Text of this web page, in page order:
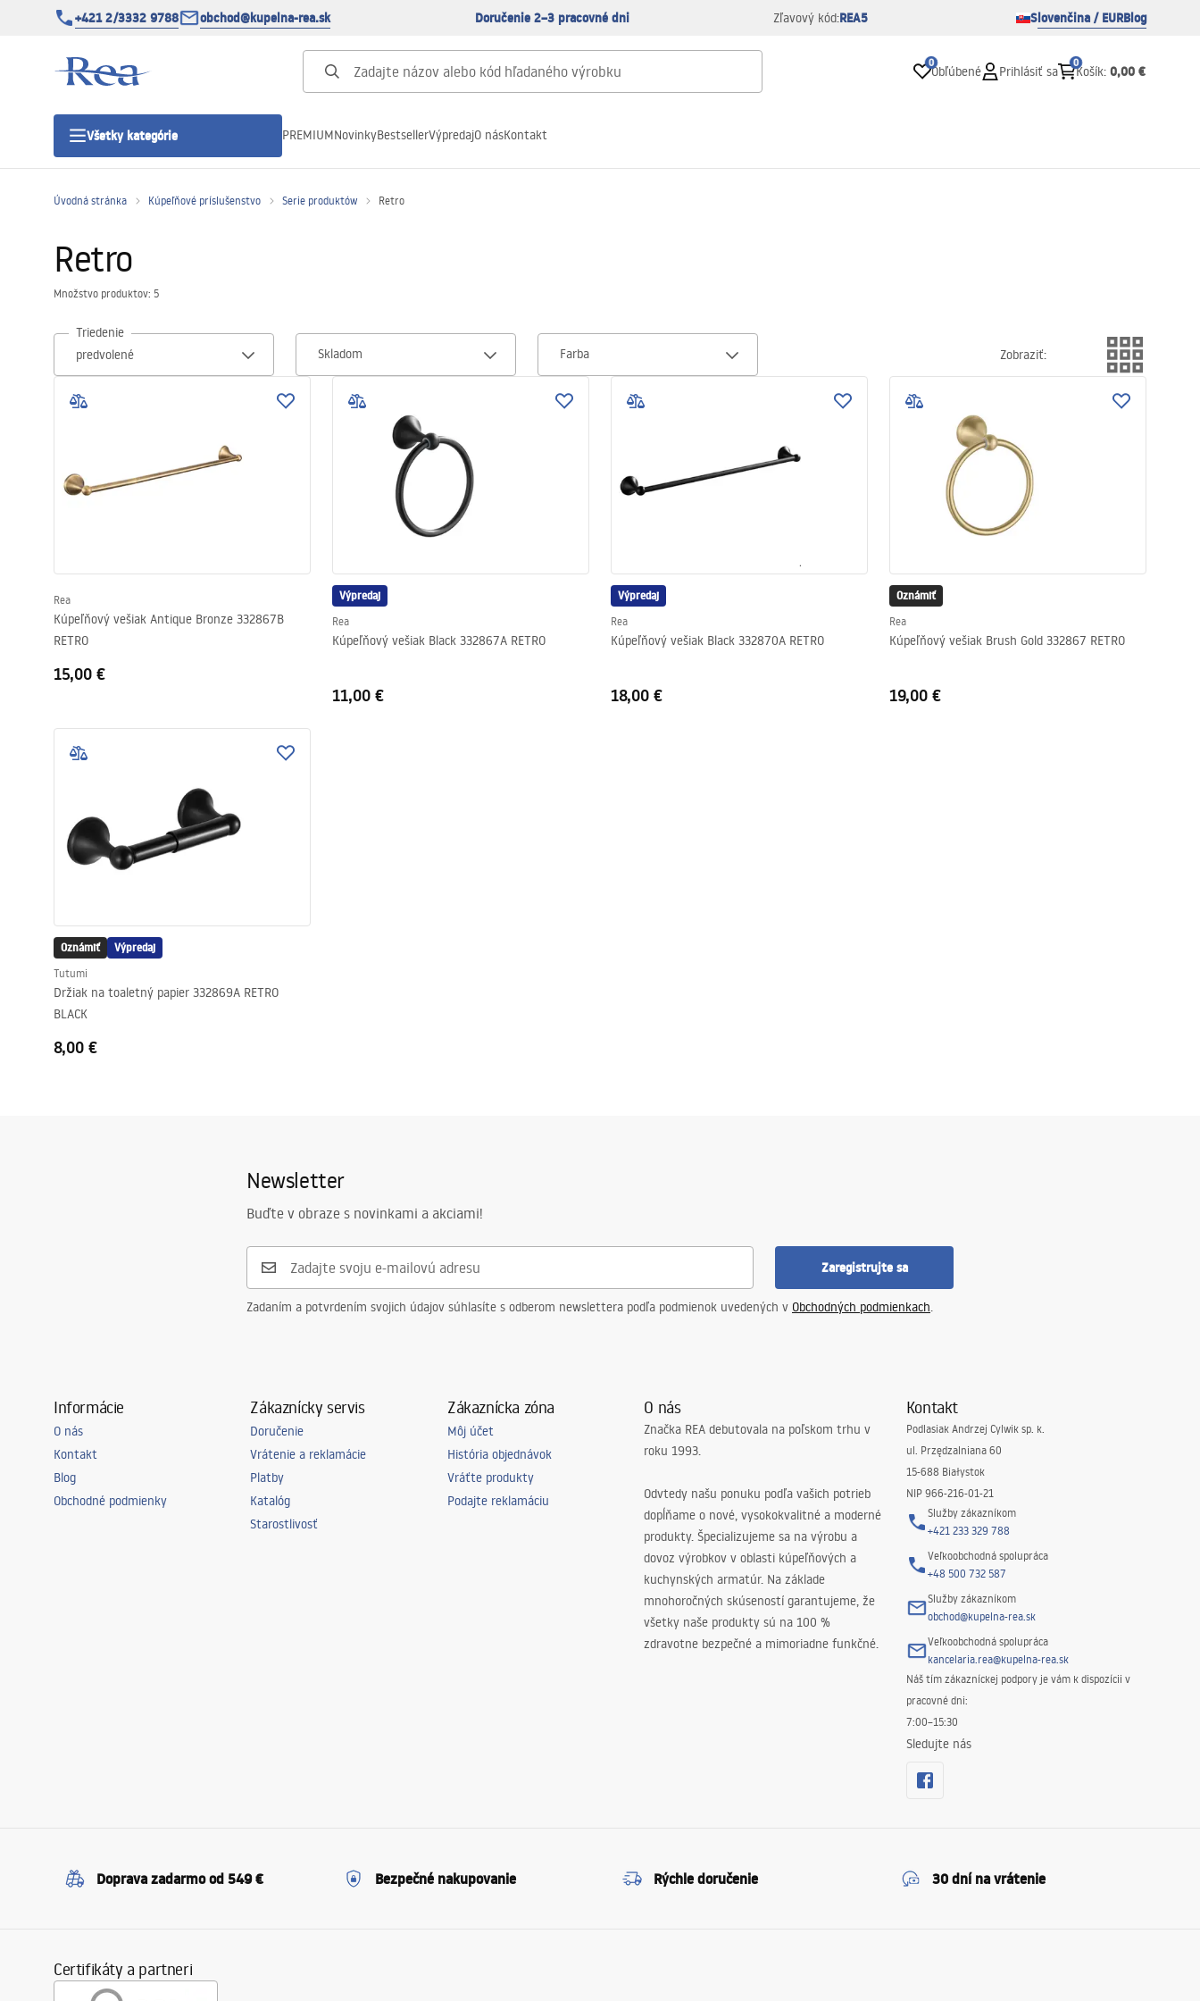
+421 2/3332 9788 obchod@kupelna-rea.sk Doručenie 2–3 pracovné dni Zľavový kód:REA5 Slovenčina / EURBlog
0
Obľúbené Prihlásiť sa
0
Košík: 0,00 €
Všetky kategórie
Sprchové dvere
Umývadlá
Batérie
Sprchy
Kuchyňa
Kúpeľňové doplnky a nábytok
PREMIUMNovinkyBestsellerVýpredajO násKontakt
Úvodná stránka Kúpeľňové príslušenstvo Serie produktów Retro
Retro
Množstvo produktov: 5
Triedenie
Skladom
Farba Zobraziť:
Rea
Kúpeľňový vešiak Antique Bronze 332867B
RETRO
15,00 €
Výpredaj
Rea
Kúpeľňový vešiak Black 332867A RETRO
11,00 €
Výpredaj
Rea
Kúpeľňový vešiak Black 332870A RETRO
18,00 €
Oznámiť
Rea
Kúpeľňový vešiak Brush Gold 332867 RETRO
19,00 €
Oznámiť Výpredaj
Tutumi
Držiak na toaletný papier 332869A RETRO
BLACK
8,00 €
Newsletter
Buďte v obraze s novinkami a akciami!
Zaregistrujte sa
Zadaním a potvrdením svojich údajov súhlasíte s odberom newslettera podľa podmienok uvedených v Obchodných podmienkach.
Informácie
O nás
Kontakt
Blog
Obchodné podmienky
Zákaznícky servis
Doručenie
Vrátenie a reklamácie
Platby
Katalóg
Starostlivosť
Zákaznícka zóna
Môj účet
História objednávok
Vráťte produkty
Podajte reklamáciu
O nás
Značka REA debutovala na poľskom trhu v
roku 1993.
Odvtedy našu ponuku podľa vašich potrieb
dopĺňame o nové, vysokokvalitné a moderné
produkty. Špecializujeme sa na výrobu a
dovoz výrobkov v oblasti kúpeľňových a
kuchynských armatúr. Na základe
mnohoročných skúseností garantujeme, že
všetky naše produkty sú na 100 %
zdravotne bezpečné a mimoriadne funkčné.
Kontakt
Podlasiak Andrzej Cylwik sp. k.
ul. Przędzalniana 60
15-688 Białystok
NIP 966-216-01-21
Služby zákazníkom
+421 233 329 788
Veľkoobchodná spolupráca
+48 500 732 587
Služby zákazníkom
obchod@kupelna-rea.sk
Veľkoobchodná spolupráca
kancelaria.rea@kupelna-rea.sk
Náš tím zákazníckej podpory je vám k dispozícii v
pracovné dni:
7:00–15:30
Sledujte nás
Doprava zadarmo od 549 € Bezpečné nakupovanie Rýchle doručenie 30 dní na vrátenie
Certifikáty a partneri